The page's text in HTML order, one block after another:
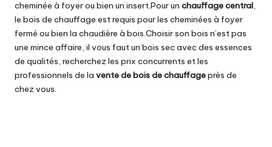
cheminée à foyer ou bien un insert.Pour un chauffage central,
le bois de chauffage est requis pour les cheminées à foyer
fermé ou bien la chaudière à bois.Choisir son bois n’est pas
une mince affaire, il vous faut un bois sec avec des essences
de qualités, recherchez les prix concurrents et les
professionnels de la vente de bois de chauffageprès de
chez vous.